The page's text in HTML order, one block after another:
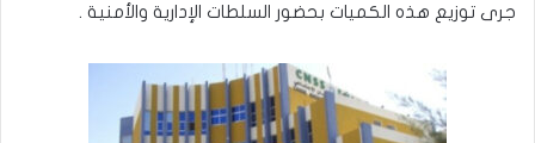
جرى توزيع هذه الكميات بحضور السلطات الإدارية والأمنية .